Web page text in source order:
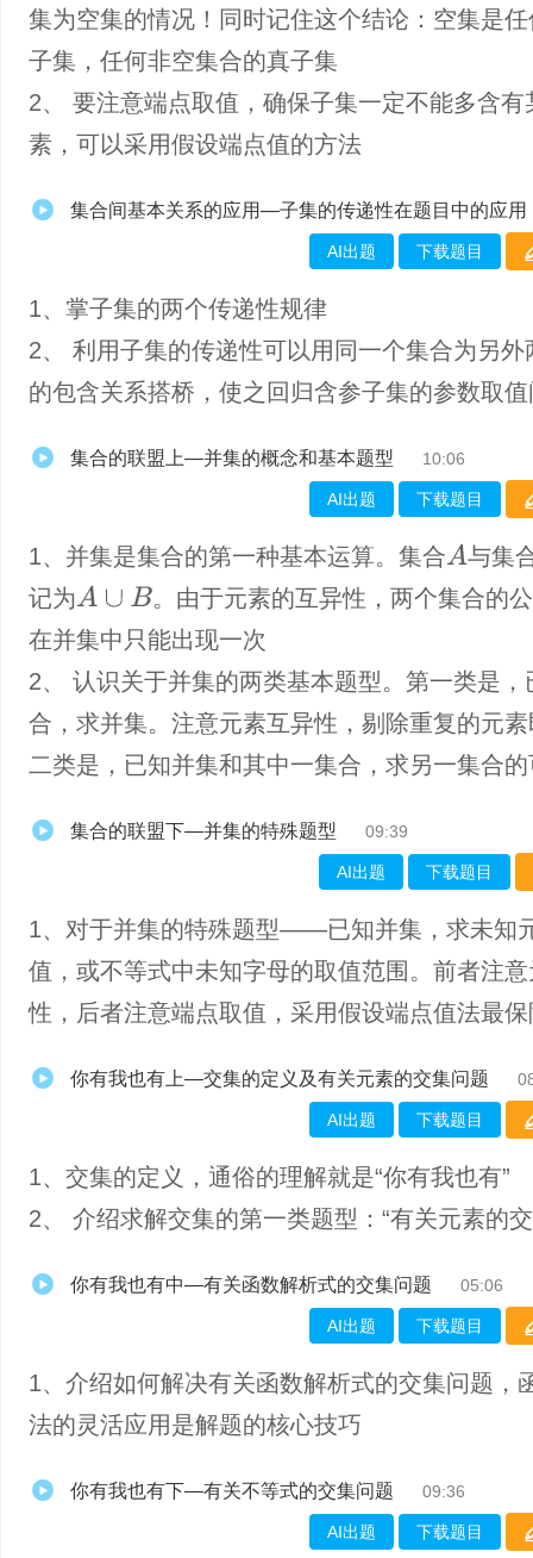
集为空集的情况！同时记住这个结论：空集是
子集，任何非空集合的真子集
2、 要注意端点取值，确保子集一定不能多含有
素，可以采用假设端点值的方法
集合间基本关系的应用—子集的传递性在题目中的应用
AI出题 下载题目
1、掌​子集的两个传递性规律
2、 利用子集的传递性可以用同一个集合为另外
的包含关系搭桥，使之回归含参子集的参数取
集合的联盟上—并集的概念和基本题型 10:06
AI出题 下载题目
1、并集是集合的第一种基本运算。集合 A 与集
记为 A∪ B
。由于元素的互异性，两个集合的
在并集中只能出现一次
2、 认识关于并集的两类基本题型。第一类是，
合，求并集。注意元素互异性，剔除重复的元
二类是，已知并集和其中一集合，求另一集合
集合的联盟下—并集的特殊题型 09:39
AI出题 下载题目
1、对于并集的特殊题型——已知并集，求未知
值，或不等式中未知字母的取值范围。前者注
性，后者注意端点取值，采用假设端点值法最保
你有我也有上—交集的定义及有关元素的交集问题
AI出题 下载题目
1、交集的定义，通俗的理解就是“你有我也有”
2、 介绍求解交集的第一类题型：“有关元素的
你有我也有中—有关函数解析式的交集问题 05:06
AI出题 下载题目
1、介绍如何解决有关函数解析式的交集问题，
法的灵活应用是解题的核心技巧
你有我也有下—有关不等式的交集问题 09:36
AI出题 下载题目